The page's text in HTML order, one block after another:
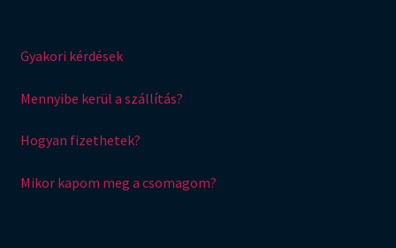
Gyakori kérdések
Mennyibe kerül a szállítás?
Hogyan fizethetek?
Mikor kapom meg a csomagom?